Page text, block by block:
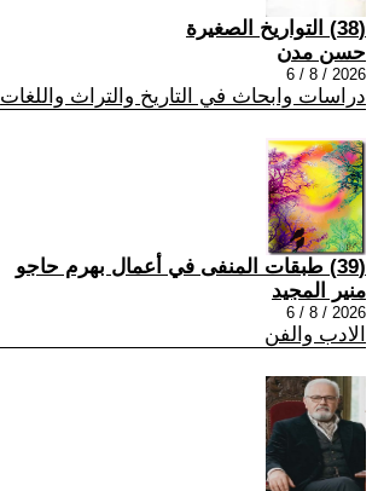
(38) التواريخ الصغيرة
حسن مدن
2026 / 8 / 6
دراسات وابحاث في التاريخ والتراث واللغات
(39) طبقات المنفى في أعمال بهرم حاجو
منير المجيد
2026 / 8 / 6
الادب والفن